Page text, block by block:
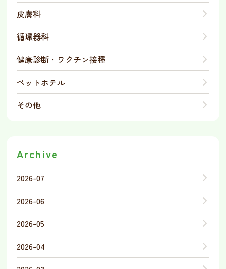
皮膚科
循環器科
健康診断・ワクチン接種
ペットホテル
その他
Archive
2026-07
2026-06
2026-05
2026-04